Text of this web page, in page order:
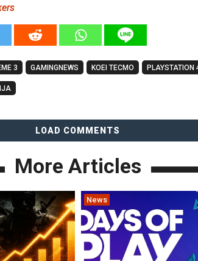
3 GAMINGNEWS KOEI TECMO PLAYSTATION
LOAD COMMENTS
More Articles
News